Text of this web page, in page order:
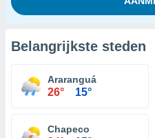
Belangrijkste steden
Araranguá
26° 15°
Chapeco